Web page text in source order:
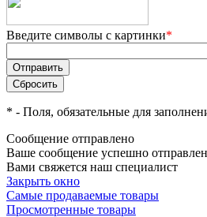
Введите символы с картинки*
* - Поля, обязательные для
Сообщение отправлено
Ваше сообщение успешно
Вами свяжется наш специалист
Закрыть окно
Самые продаваемые товары
Просмотренные товары